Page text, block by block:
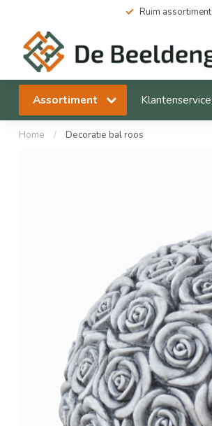
Ruim assortiment
Assortiment Klantenservice
Home / Decoratie bal roos